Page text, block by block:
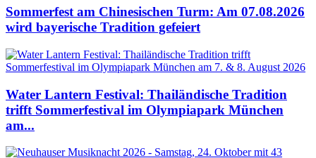
Sommerfest am Chinesischen Turm: Am 07.08.2026
wird bayerische Tradition gefeiert
Water Lantern Festival: Thailändische Tradition
trifft Sommerfestival im Olympiapark München
am...